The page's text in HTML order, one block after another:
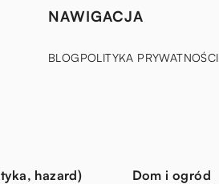
NAWIGACJA
BLOGPOLITYKA PRYWATNOŚCI
hazard) Dom i ogród